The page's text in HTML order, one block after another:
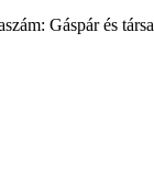
Gáspár és